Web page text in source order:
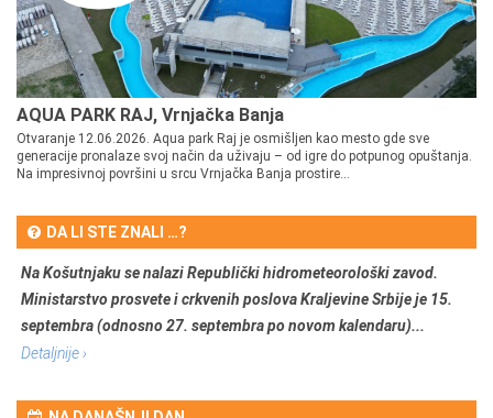
AQUA PARK RAJ, Vrnjačka Banja
Otvaranje 12.06.2026. Aqua park Raj je osmišljen kao mesto gde sve
generacije pronalaze svoj način da uživaju – od igre do potpunog opuštanja.
Na impresivnoj površini u srcu Vrnjačka Banja prostire...
DA LI STE ZNALI …?
Na Košutnjaku se nalazi Republički hidrometeorološki zavod.
Ministarstvo prosvete i crkvenih poslova Kraljevine Srbije je 15.
septembra (odnosno 27. septembra po novom kalendaru)...
Detaljnije ›